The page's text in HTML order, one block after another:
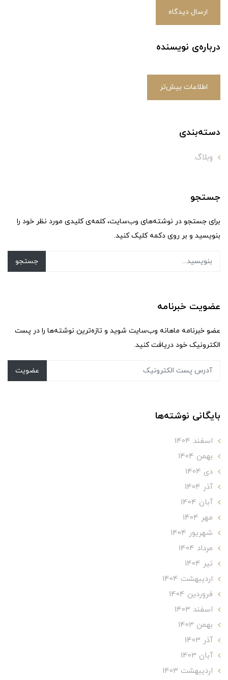
ارسال دیدگاه
درباره‌ی نویسنده
اطلاعات بیش‌تر
دسته‌بندی
وبلاگ
جستجو
برای جستجو در نوشته‌های وب‌سایت، کلمه‌ی کلیدی مورد نظر خود را
بنویسید و بر روی دکمه کلیک کنید.
جستجو
عضویت خبرنامه
عضو خبرنامه ماهانه وب‌سایت شوید و تازه‌ترین نوشته‌ها را در پست
الکترونیک خود دریافت کنید.
عضویت
بایگانی نوشته‌ها
اسفند 1404
بهمن 1404
دی 1404
آذر 1404
آبان 1404
مهر 1404
شهریور 1404
مرداد 1404
تير 1404
ارديبهشت 1404
فروردین 1404
اسفند 1403
بهمن 1403
آذر 1403
آبان 1403
ارديبهشت 1403